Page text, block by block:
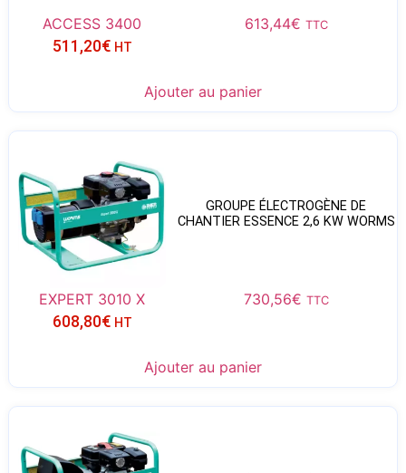
ACCESS 3400 613,44€ TTC
511,20€ HT
Ajouter au panier
GROUPE ÉLECTROGÈNE DE
CHANTIER ESSENCE 2,6 KW WORMS
EXPERT 3010 X 730,56€ TTC
608,80€ HT
Ajouter au panier